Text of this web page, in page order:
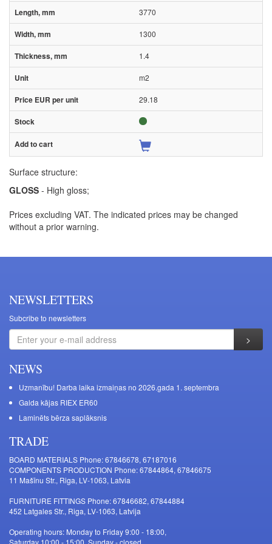
3770
1300
1.4
m2
29.18
Surface structure:
GLOSS - High gloss;
Prices excluding VAT. The indicated prices may be changed
without a prior warning.
NEWSLETTERS
Subcribe to newsletters
NEWS
Uzmanību! Darba laika izmaiņas no 2026.gada 1. septembra
Galda kājas RIEX ER60
Laminēts bērza saplāksnis
TRADE
BOARD MATERIALS Phone: 67846678, 67187016
COMPONENTS PRODUCTION Phone: 67844864, 67846675
11 Mašīnu Str., Riga, LV-1063, Latvia
FURNITURE FITTINGS Phone: 67846682, 67844884
452 Latgales Str., Riga, LV-1063, Latvija
Operating hours: Monday to Friday 9:00 - 18:00,